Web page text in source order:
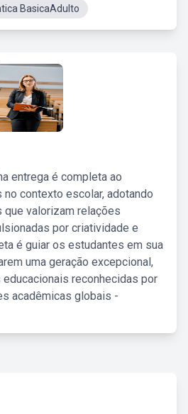
BasicaAdulto
entrega é completa ao
contexto escolar, adotando
valorizam relações
por criatividade e
é guiar os estudantes em sua
uma geração excepcional,
reconhecidas por
acadêmicas globais -